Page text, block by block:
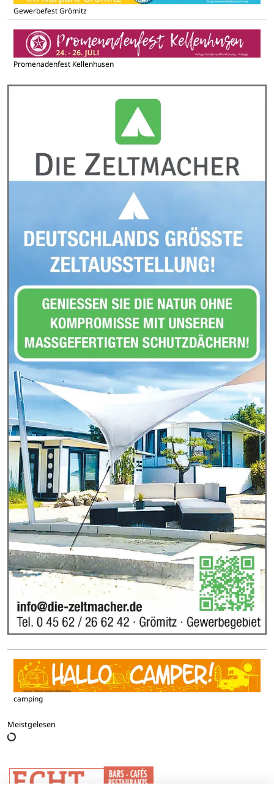
Gewerbefest Grömitz
Promenadenfest Kellenhusen
camping
Meistgelesen